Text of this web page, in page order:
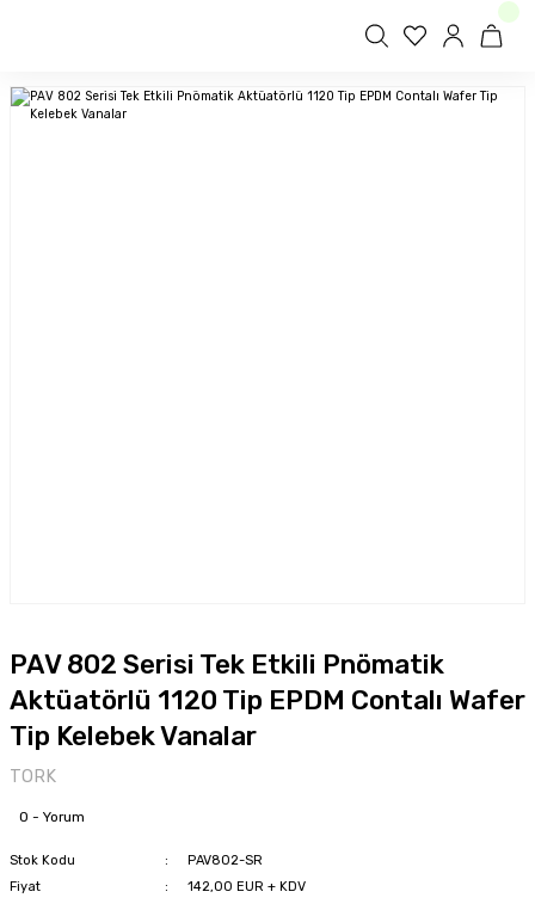
PAV 802 Serisi Tek Etkili Pnömatik
Aktüatörlü 1120 Tip EPDM Contalı Wafer
Tip Kelebek Vanalar
TORK
0 - Yorum
Stok Kodu
PAV802-SR
Fiyat
142,00 EUR + KDV